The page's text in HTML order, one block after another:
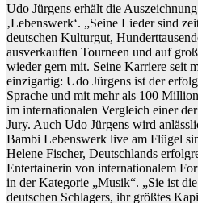
Udo Jürgens erhält die
‚Lebenswerk‘. „Seine Lieder sind
deutschen Kulturgut,
ausverkauften Tourneen und auf
wieder gern mit. Seine Karriere seit
einzigartig: Udo Jürgens ist der
Sprache und mit mehr als 100
im internationalen Vergleich einer
Jury. Auch Udo Jürgens wird
Bambi Lebenswerk live am Flügel
Helene Fischer, Deutschlands
Entertainerin von internationalem
in der Kategorie „Musik“. „Sie ist
deutschen Schlagers, ihr größtes